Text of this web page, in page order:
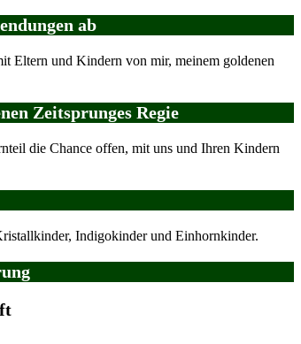
ab
Eltern und Kindern von mir, meinem goldenen
Zeitsprunges Regie
die Chance offen, mit uns und Ihren Kindern
Indigokinder und Einhornkinder.